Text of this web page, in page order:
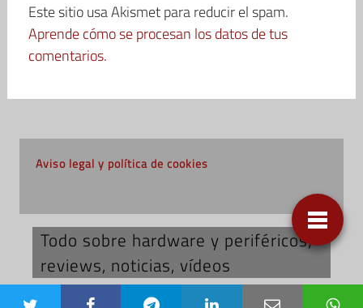
Este sitio usa Akismet para reducir el spam.
Aprende cómo se procesan los datos de tus
comentarios.
Aviso legal y política de cookies
Todo sobre hardware y periféricos;
reviews, noticias, vídeos